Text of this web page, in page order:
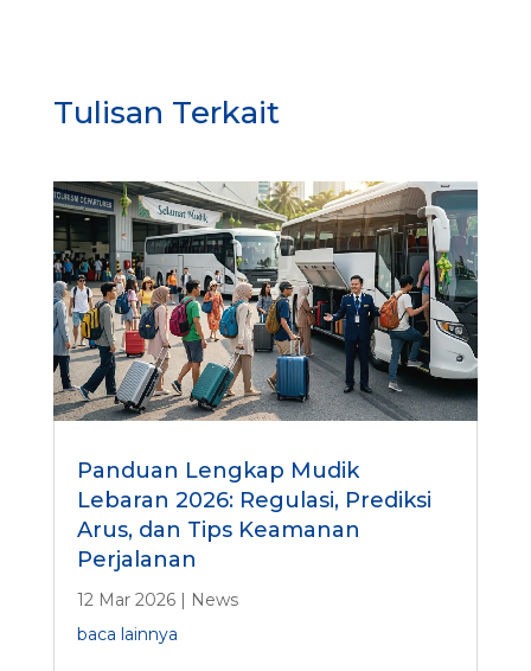
Tulisan Terkait
Panduan Lengkap Mudik
Lebaran 2026: Regulasi, Prediksi
Arus, dan Tips Keamanan
Perjalanan
12 Mar 2026| News
baca lainnya